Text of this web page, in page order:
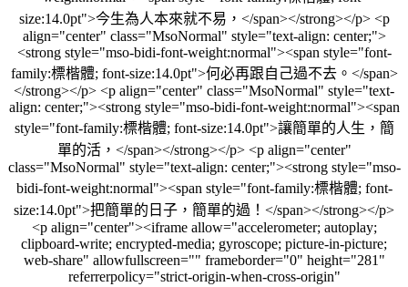
size:14.0pt">今生為人本來就不易，</span></strong></p> <p
align="center" class="MsoNormal" style="text-align: center;">
<strong style="mso-bidi-font-weight:normal"><span style="font-
family:標楷體; font-size:14.0pt">何必再跟自己過不去。</span>
</strong></p> <p align="center" class="MsoNormal" style="text-
align: center;"><strong style="mso-bidi-font-weight:normal"><span
style="font-family:標楷體; font-size:14.0pt">讓簡單的人生，簡
單的活，</span></strong></p> <p align="center"
class="MsoNormal" style="text-align: center;"><strong style="mso-
bidi-font-weight:normal"><span style="font-family:標楷體; font-
size:14.0pt">把簡單的日子，簡單的過！</span></strong></p>
<p align="center"><iframe allow="accelerometer; autoplay;
clipboard-write; encrypted-media; gyroscope; picture-in-picture;
web-share" allowfullscreen="" frameborder="0" height="281"
referrerpolicy="strict-origin-when-cross-origin"